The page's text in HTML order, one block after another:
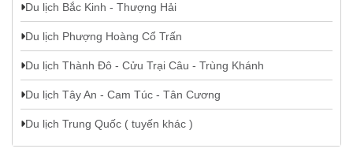
Du lịch Bắc Kinh - Thượng Hải
Du lịch Phượng Hoàng Cổ Trấn
Du lịch Thành Đô - Cửu Trại Câu - Trùng Khánh
Du lịch Tây An - Cam Túc - Tân Cương
Du lịch Trung Quốc ( tuyến khác )